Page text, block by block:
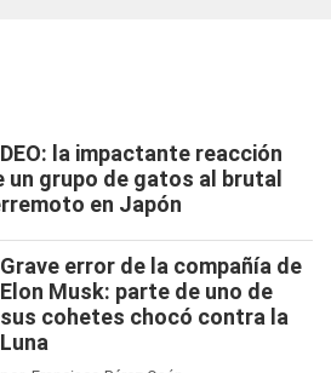
la impactante reacción
un grupo de gatos al brutal
en Japón
Grave error de la compañía de
Elon Musk: parte de uno de
sus cohetes chocó contra la
Luna